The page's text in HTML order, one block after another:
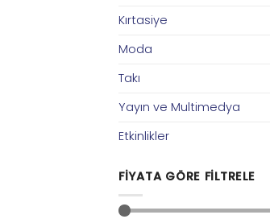
Kırtasiye
Moda
Takı
Yayın ve Multimedya
Etkinlikler
FIYATA GÖRE FILTRELE